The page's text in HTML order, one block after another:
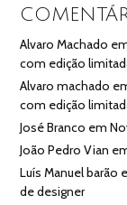
Alvaro Machado
com edição
Alvaro machado
com edição
José Branco em
João Pedro Vian
Luís Manuel barão
de designer